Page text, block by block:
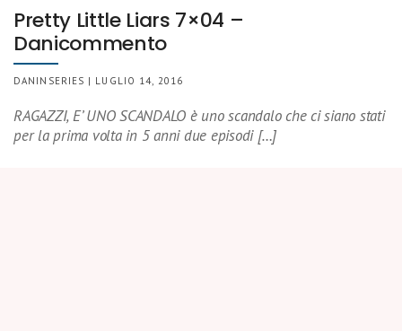
Pretty Little Liars 7×04 –
Danicommento
DANINSERIES | LUGLIO 14, 2016
RAGAZZI, E’ UNO SCANDALO è uno scandalo che ci siano stati
per la prima volta in 5 anni due episodi […]